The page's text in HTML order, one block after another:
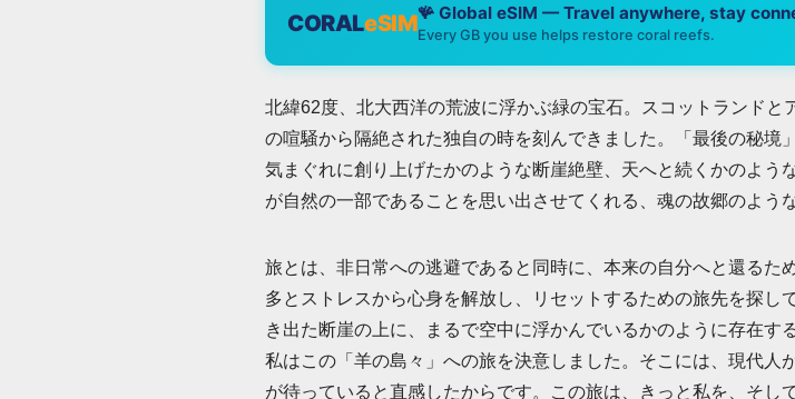
CORALeSIM🪸 Global eSIM — Travel anywhere, stay
Every GB you use helps restore coral reefs.
北緯62度、北大西洋の荒波に浮かぶ緑の宝石。スコットランド
の喧騒から隔絶された独自の時を刻んできました。「最後の秘
気まぐれに創り上げたかのような断崖絶壁、天へと続くかのよう
が自然の一部であることを思い出させてくれる、魂の故郷のよう
旅とは、非日常への逃避であると同時に、本来の自分へと還るた
多とストレスから心身を解放し、リセットするための旅先を探
き出た断崖の上に、まるで空中に浮かんでいるかのように存在す
私はこの「羊の島々」への旅を決意しました。そこには、現代人
が待っていると直感したからです。この旅は、きっと私を、そし